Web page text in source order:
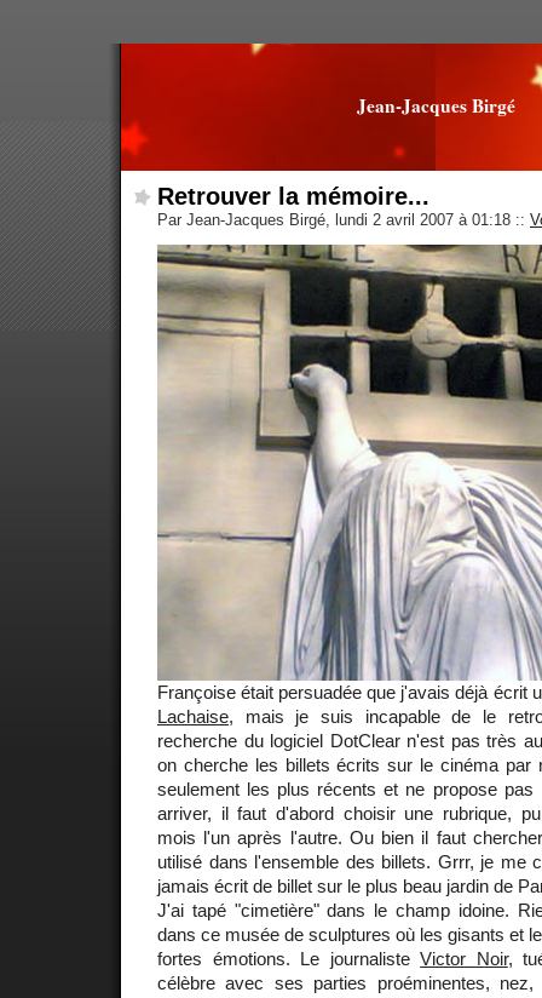
Jean-Jacques Birgé
Retrouver la mémoire...
Par Jean-Jacques Birgé, lundi 2 avril 2007 à 01:18 ::
Françoise était persuadée que j'avais déjà écrit
Lachaise, mais je suis incapable de le
recherche du logiciel DotClear n'est pas très
on cherche les billets écrits sur le cinéma par
seulement les plus récents et ne propose pas
arriver, il faut d'abord choisir une rubrique,
mois l'un après l'autre. Ou bien il faut
utilisé dans l'ensemble des billets. Grrr, je me
jamais écrit de billet sur le plus beau jardin de
J'ai tapé "cimetière" dans le champ idoine.
dans ce musée de sculptures où les gisants et
fortes émotions. Le journalisteVictor Noir,
célèbre avec ses parties proéminentes,